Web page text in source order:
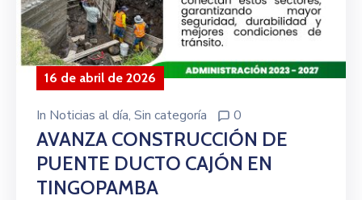
16 de abril de 2026
In Noticias al día‚ Sin categoría 0
AVANZA CONSTRUCCIÓN DE
PUENTE DUCTO CAJÓN EN
TINGOPAMBA